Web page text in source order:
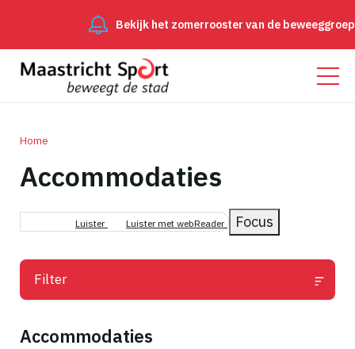
Bekijk het zomerrooster van de beweeggroepen Meer
Kruimelpad
Home
Accommodaties
Luister Luister met webReader Focus
Filter
Accommodaties